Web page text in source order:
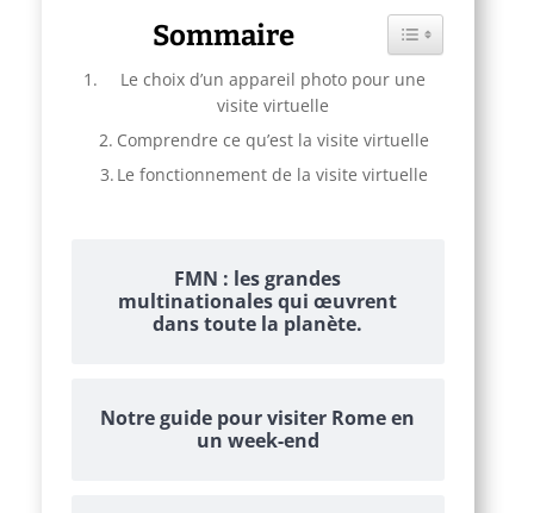
Sommaire Toggle Table of
Le choix d’un appareil photo pour une
visite virtuelle
Comprendre ce qu’est la visite virtuelle
Le fonctionnement de la visite virtuelle
FMN : les grandes
multinationales qui œuvrent
dans toute la planète.
Notre guide pour visiter Rome en
un week-end